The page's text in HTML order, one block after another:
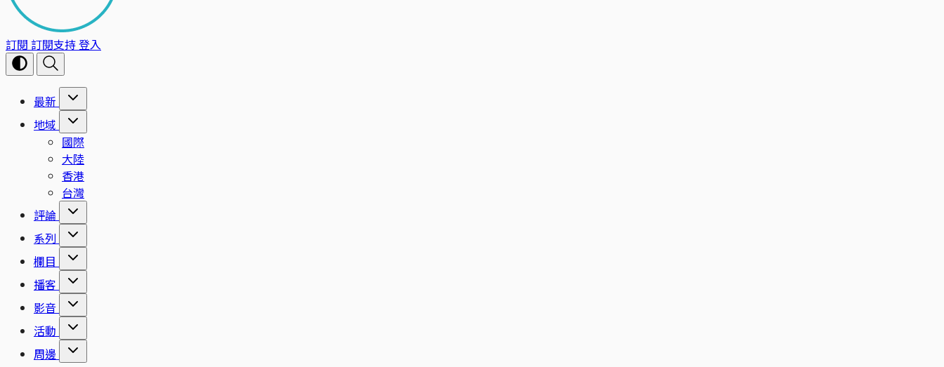
訂閱 訂閱支持登入
最新
地域
國際
大陸
香港
台灣
評論
系列
欄目
播客
影音
活動
周邊